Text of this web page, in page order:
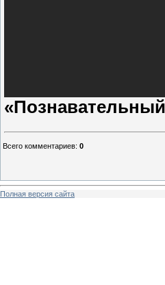
Всего комментариев: 0
Полная версия сайта